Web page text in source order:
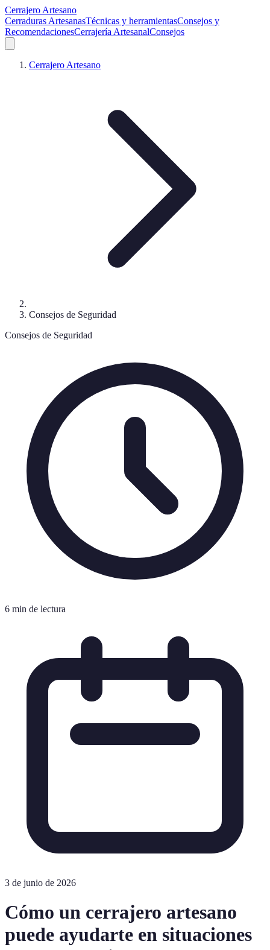
Cerrajero Artesano
Cerraduras ArtesanasTécnicas y herramientasConsejos y
RecomendacionesCerrajería ArtesanalConsejos
Cerrajero Artesano
Consejos de Seguridad
Consejos de Seguridad
6 min de lectura
3 de junio de 2026
Cómo un cerrajero artesano
puede ayudarte en situaciones